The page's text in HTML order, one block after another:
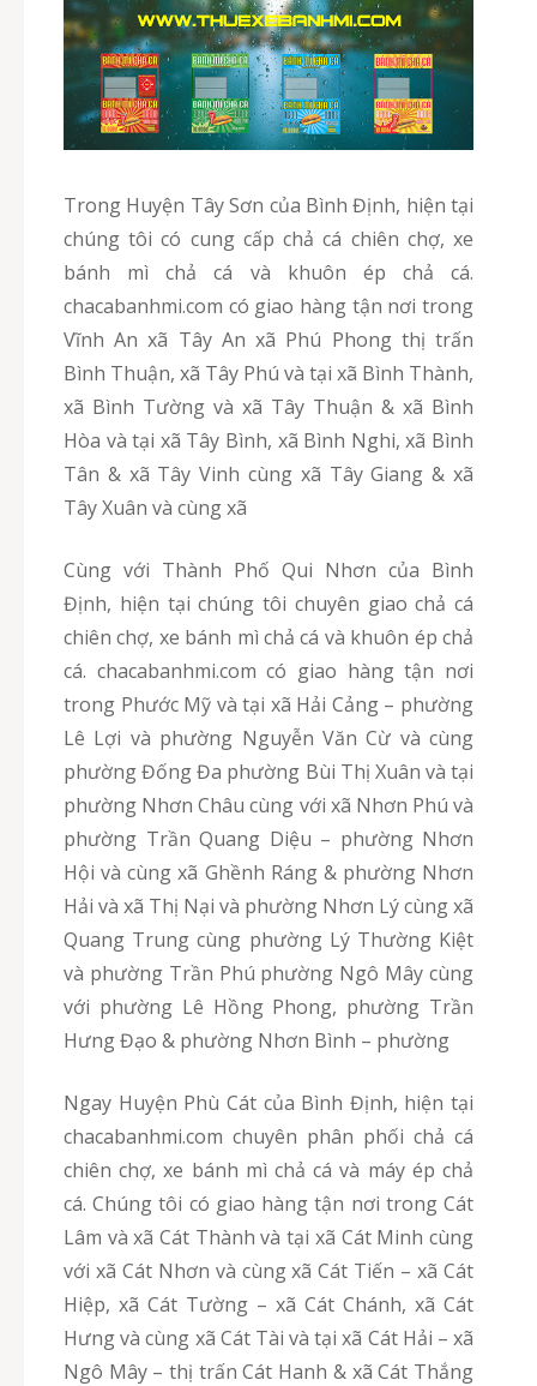
Trong Huyện Tây Sơn của Bình Định, hiện tại
chúng tôi có cung cấp chả cá chiên chợ, xe
bánh mì chả cá và khuôn ép chả cá.
chacabanhmi.com có giao hàng tận nơi trong
Vĩnh An xã Tây An xã Phú Phong thị trấn
Bình Thuận, xã Tây Phú và tại xã Bình Thành,
xã Bình Tường và xã Tây Thuận & xã Bình
Hòa và tại xã Tây Bình, xã Bình Nghi, xã Bình
Tân & xã Tây Vinh cùng xã Tây Giang & xã
Tây Xuân và cùng xã
Cùng với Thành Phố Qui Nhơn của Bình
Định, hiện tại chúng tôi chuyên giao chả cá
chiên chợ, xe bánh mì chả cá và khuôn ép chả
cá. chacabanhmi.com có giao hàng tận nơi
trong Phước Mỹ và tại xã Hải Cảng – phường
Lê Lợi và phường Nguyễn Văn Cừ và cùng
phường Đống Đa phường Bùi Thị Xuân và tại
phường Nhơn Châu cùng với xã Nhơn Phú và
phường Trần Quang Diệu – phường Nhơn
Hội và cùng xã Ghềnh Ráng & phường Nhơn
Hải và xã Thị Nại và phường Nhơn Lý cùng xã
Quang Trung cùng phường Lý Thường Kiệt
và phường Trần Phú phường Ngô Mây cùng
với phường Lê Hồng Phong, phường Trần
Hưng Đạo & phường Nhơn Bình – phường
Ngay Huyện Phù Cát của Bình Định, hiện tại
chacabanhmi.com chuyên phân phối chả cá
chiên chợ, xe bánh mì chả cá và máy ép chả
cá. Chúng tôi có giao hàng tận nơi trong Cát
Lâm và xã Cát Thành và tại xã Cát Minh cùng
với xã Cát Nhơn và cùng xã Cát Tiến – xã Cát
Hiệp, xã Cát Tường – xã Cát Chánh, xã Cát
Hưng và cùng xã Cát Tài và tại xã Cát Hải – xã
Ngô Mây – thị trấn Cát Hanh & xã Cát Thắng